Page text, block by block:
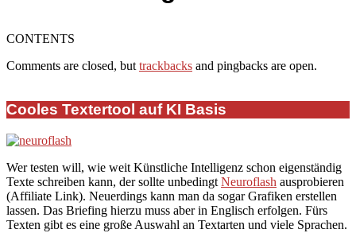
CONTENTS
2019-
Comments are closed, buttrackbacks and pingbacks are open.
Cooles Textertool auf KI Basis
Wer testen will, wie weit Künstliche Intelligenz schon eigenständig
Texte schreiben kann, der sollte unbedingt Neuroflash ausprobieren
(Affiliate Link). Neuerdings kann man da sogar Grafiken erstellen
lassen. Das Briefing hierzu muss aber in Englisch erfolgen. Fürs
Texten gibt es eine große Auswahl an Textarten und viele Sprachen.